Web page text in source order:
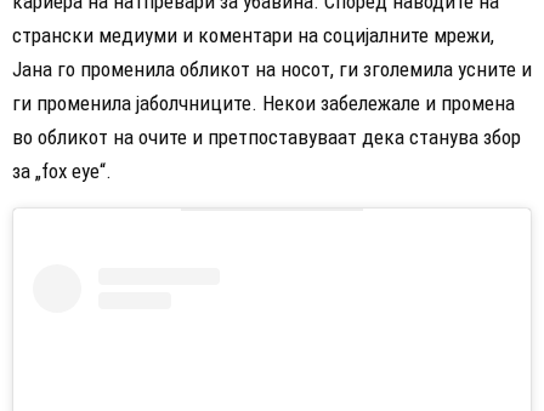
странски медиуми и коментари на социјалните мрежи,
Јана го променила обликот на носот, ги зголемила усните и
ги променила јаболчниците. Некои забележале и промена
во обликот на очите и претпоставуваат дека станува збор
за „fox eye“.